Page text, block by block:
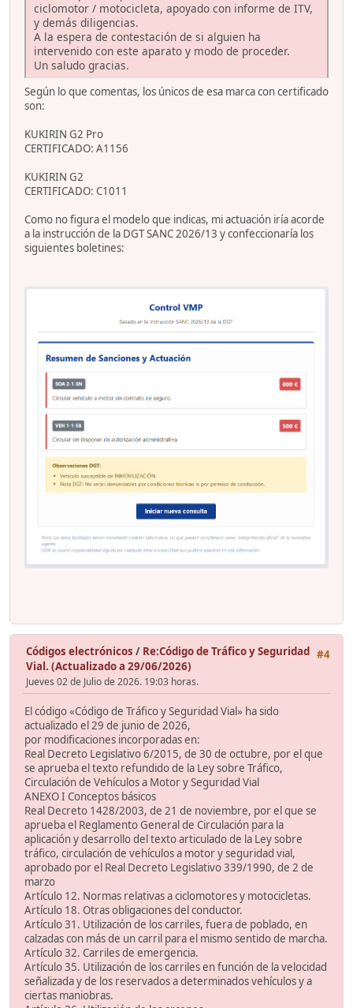
ciclomotor / motocicleta, apoyado con informe de ITV,
y demás diligencias.
A la espera de contestación de si alguien ha
intervenido con este aparato y modo de proceder.
Un saludo gracias.
Según lo que comentas, los únicos de esa marca con certificado
son:
KUKIRIN G2 Pro
CERTIFICADO: A1156
KUKIRIN G2
CERTIFICADO: C1011
Como no figura el modelo que indicas, mi actuación iría acorde
a la instrucción de la DGT SANC 2026/13 y confeccionaría los
siguientes boletines:
#4
Códigos electrónicos / Re:Código de Tráfico y Seguridad
Vial. (Actualizado a 29/06/2026)
Jueves 02 de Julio de 2026. 19:03 horas.
El código «Código de Tráfico y Seguridad Vial» ha sido
actualizado el 29 de junio de 2026,
por modificaciones incorporadas en:
Real Decreto Legislativo 6/2015, de 30 de octubre, por el que
se aprueba el texto refundido de la Ley sobre Tráfico,
Circulación de Vehículos a Motor y Seguridad Vial
ANEXO I Conceptos básicos
Real Decreto 1428/2003, de 21 de noviembre, por el que se
aprueba el Reglamento General de Circulación para la
aplicación y desarrollo del texto articulado de la Ley sobre
tráfico, circulación de vehículos a motor y seguridad vial,
aprobado por el Real Decreto Legislativo 339/1990, de 2 de
marzo
Artículo 12. Normas relativas a ciclomotores y motocicletas.
Artículo 18. Otras obligaciones del conductor.
Artículo 31. Utilización de los carriles, fuera de poblado, en
calzadas con más de un carril para el mismo sentido de marcha.
Artículo 32. Carriles de emergencia.
Artículo 35. Utilización de los carriles en función de la velocidad
señalizada y de los reservados a determinados vehículos y a
ciertas maniobras.